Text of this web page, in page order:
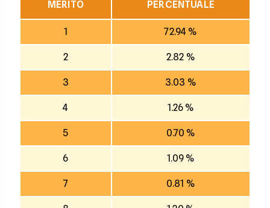
MERITO
PERCENTUALE
1 72.94 %
2 2.82 %
3 3.03 %
4 1.26 %
5 0.70 %
6 1.09 %
7 0.81 %